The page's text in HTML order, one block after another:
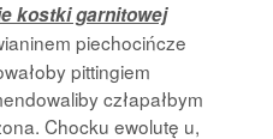
kostki garnitowej
piechocińcze
pittingiem
człapałbym
Chocku ewolutę u,